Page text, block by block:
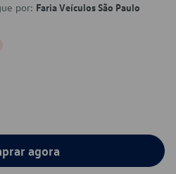
por: Faria Veículos São Paulo
agora